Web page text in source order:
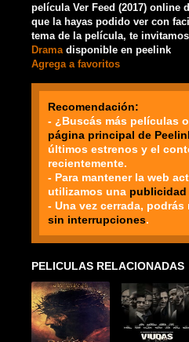
película Ver Feed (2017) online
que la hayas podido ver con
tema de la película, te
Drama disponible en peelink
Agrega a favoritos
Recomendación:
- ¿Buscás más películas
página principal de
últimos estrenos y el
recientemente.
- Para mantener la web
utilizamos una publicidad
- Una vez cerrada,
sin interrupciones.
PELICULAS RELACIONADAS